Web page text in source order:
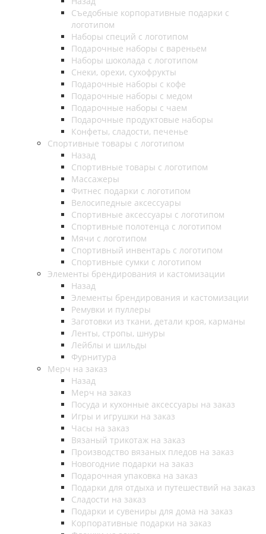
Съедобные корпоративные подарки с
логотипом
Наборы специй с логотипом
Подарочные наборы с вареньем
Наборы шоколада с логотипом
Снеки, орехи, сухофрукты
Подарочные наборы с кофе
Подарочные наборы с медом
Подарочные наборы с чаем
Подарочные продуктовые наборы
Конфеты, сладости, печенье
Спортивные товары с логотипом
Назад
Спортивные товары с логотипом
Массажеры
Фитнес подарки с логотипом
Велосипедные аксессуары
Спортивные аксессуары с логотипом
Спортивные полотенца с логотипом
Мячи с логотипом
Спортивный инвентарь с логотипом
Спортивные сумки с логотипом
Элементы брендирования и кастомизации
Назад
Элементы брендирования и кастомизации
Ремувки и пуллеры
Заготовки из ткани, детали кроя, карманы
Ленты, стропы, шнуры
Лейблы и шильды
Фурнитура
Мерч на заказ
Назад
Мерч на заказ
Посуда и кухонные аксессуары на заказ
Игры и игрушки на заказ
Часы на заказ
Вязаный трикотаж на заказ
Производство вязаных пледов на заказ
Новогодние подарки на заказ
Подарочная упаковка на заказ
Подарки для отдыха и путешествий на заказ
Сладости на заказ
Подарки и сувениры для дома на заказ
Корпоративные подарки на заказ